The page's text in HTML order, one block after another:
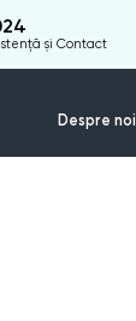
și Contact
Despre noi